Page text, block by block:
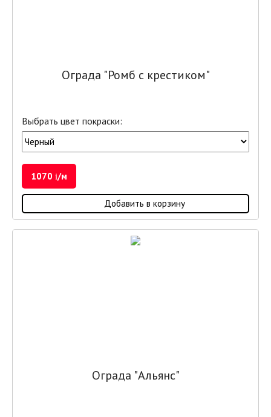
Ограда "Ромб с крестиком"
Выбрать цвет покраски:
1070 i/м
Добавить в корзину
Ограда "Альянс"